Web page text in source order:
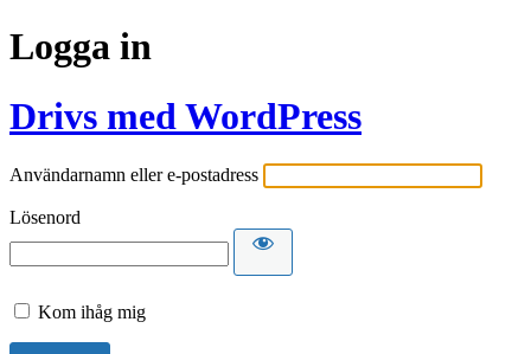
Logga in
Drivs med WordPress
Användarnamn eller e-postadress
Lösenord
Kom ihåg mig